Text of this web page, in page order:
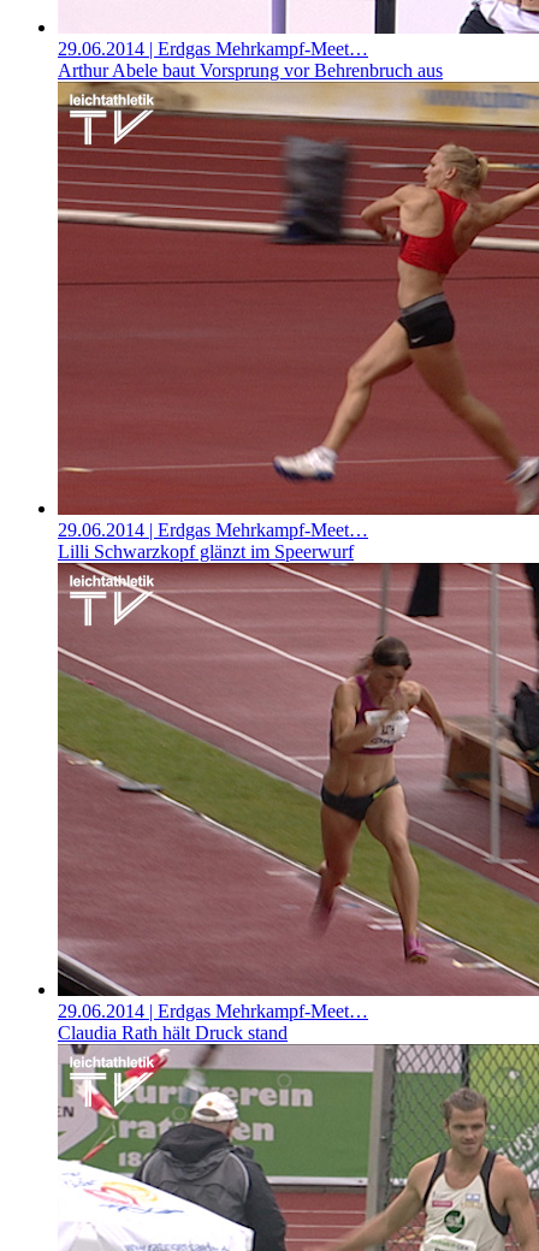
29.06.2014 | Erdgas Mehrkampf-Meet…
Arthur Abele baut Vorsprung vor Behrenbruch aus
29.06.2014 | Erdgas Mehrkampf-Meet…
Lilli Schwarzkopf glänzt im Speerwurf
29.06.2014 | Erdgas Mehrkampf-Meet…
Claudia Rath hält Druck stand